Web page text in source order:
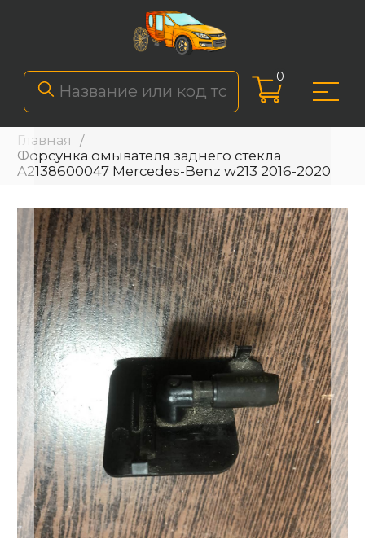
0
Главная
Форсунка омывателя заднего стекла
A2138600047 Mercedes-Benz w213 2016-2020